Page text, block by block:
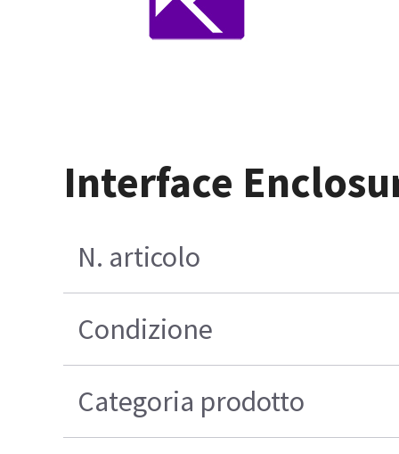
Interface
N. articolo
Condizione
Categoria prodotto